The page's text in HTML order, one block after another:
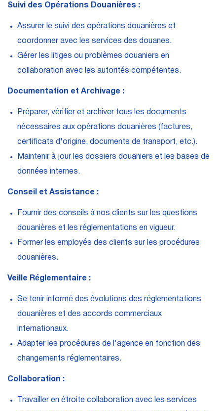
Suivi des Opérations Douanières :
Assurer le suivi des opérations douanières et
coordonner avec les services des douanes.
Gérer les litiges ou problèmes douaniers en
collaboration avec les autorités compétentes.
Documentation et Archivage :
Préparer, vérifier et archiver tous les documents
nécessaires aux opérations douanières (factures,
certificats d'origine, documents de transport, etc.).
Maintenir à jour les dossiers douaniers et les bases de
données internes.
Conseil et Assistance :
Fournir des conseils à nos clients sur les questions
douanières et les réglementations en vigueur.
Former les employés des clients sur les procédures
douanières.
Veille Réglementaire :
Se tenir informé des évolutions des réglementations
douanières et des accords commerciaux
internationaux.
Adapter les procédures de l'agence en fonction des
changements réglementaires.
Collaboration :
Travailler en étroite collaboration avec les services